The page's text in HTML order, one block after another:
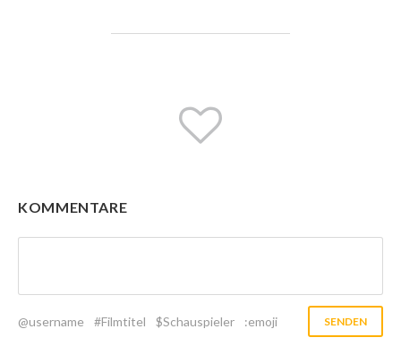
KOMMENTARE
@username #Filmtitel $Schauspieler :emoji